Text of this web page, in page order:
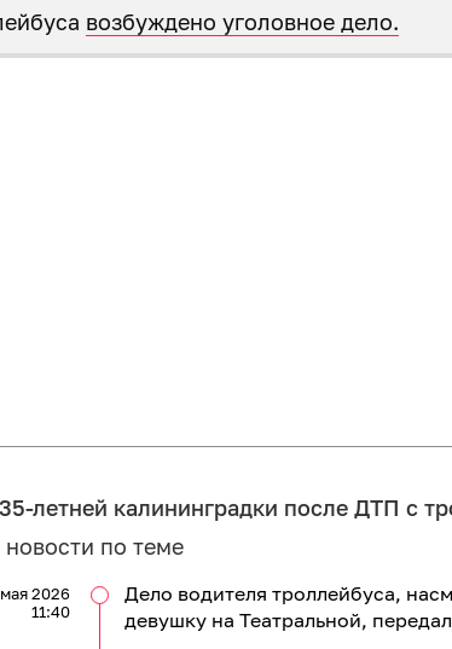
возбуждено уголовное дело.
летней калининградки после ДТП с
по теме
Дело водителя троллейбуса,
девушку на Театральной,
2026
11:40